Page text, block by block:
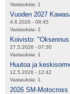
Vastauksia: 1
Vuoden 2027
4.6.2026 - 08:45
Vastauksia: 2
Koivisto:
27.5.2026 - 07:30
Vastauksia: 1
Huutoa ja
12.5.2026 - 12:42
Vastauksia: 1
2026 SM-